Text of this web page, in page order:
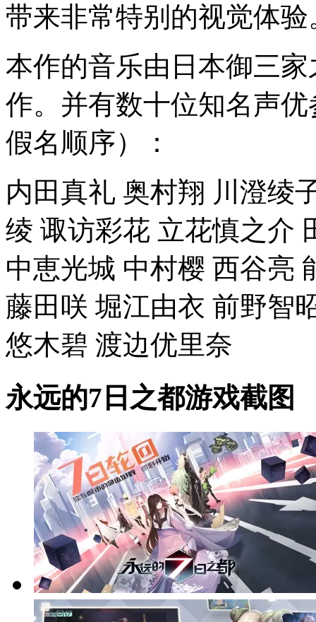
带来非常特别的视觉体验
本作的音乐由日本御三
作。并有数十位知名声
假名顺序）：
内田真礼 奥村翔 川澄绫
绫 诹访彩花 立花慎之介
中恵光城 中村樱 西谷亮
藤田咲 堀江由衣 前野智
悠木碧 渡边优里奈
永远的7日之都游戏截图